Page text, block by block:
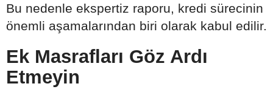
Bu nedenle ekspertiz raporu, kredi sürecinin
önemli aşamalarından biri olarak kabul edilir.
Ek Masrafları Göz Ardı
Etmeyin